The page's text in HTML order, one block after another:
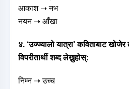
आकाश ➝ नभ
नयन ➝ आँखा
४. ‘उज्ज्यालो यात्रा’ कविताबाट
विपरीतार्थी शब्द लेख्नुहोस्:
निम्न➝ उच्च